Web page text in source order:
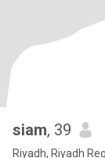
siam, 39
Riyadh, Riyadh